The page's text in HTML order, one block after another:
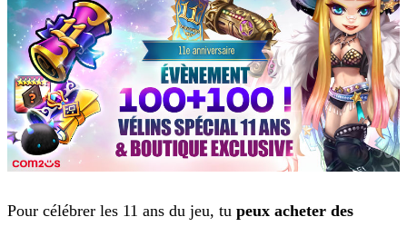
Pour célébrer les 11 ans du jeu, tu peux acheter des